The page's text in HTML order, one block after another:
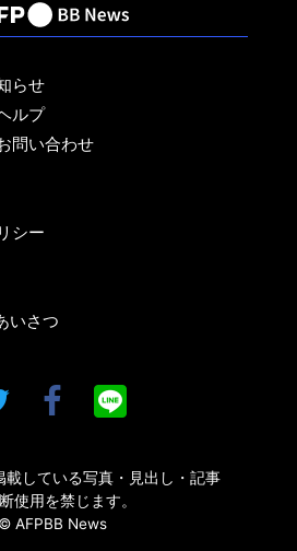
らせ
ルプ
問い合わせ
シー
いさつ
載している写真・見出し・記事
使用を禁じます。
© AFPBB News